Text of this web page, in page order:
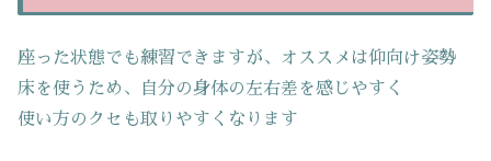
座った状態でも練習できますが、オススメは仰向け姿勢
床を使うため、自分の身体の左右差を感じやすく
使い方のクセも取りやすくなります